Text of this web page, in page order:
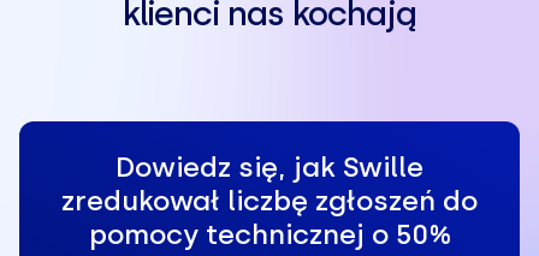
klienci nas kochają
Dowiedz się, jak Swille
zredukował liczbę zgłoszeń do
pomocy technicznej o 50%